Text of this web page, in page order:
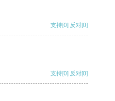
支持[0] 反对[0]
支持[0] 反对[0]